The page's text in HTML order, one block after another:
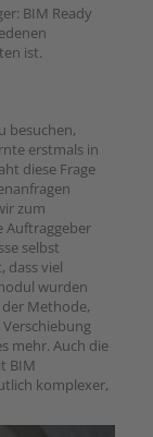
BIM Ready
ist.
besuchen,
erstmals in
diese Frage
zum
Auftraggeber
selbst
dass viel
wurden
Methode,
mehr. Auch die
BIM
komplexer,